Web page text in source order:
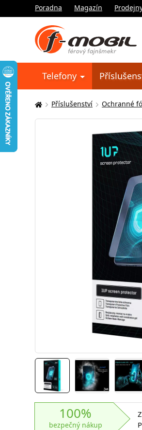
Poradna Magazín
Telefony
Zde
se
Příslušenství Ochranné
100%
bezpečný nákup